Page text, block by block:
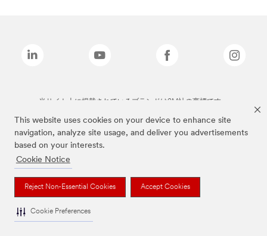
This website uses cookies on your device to enhance site
navigation, analyze site usage, and deliver you advertisements
based on your interests.
Cookie Notice
Reject Non-Essential Cookies Accept Cookies
Cookie Preferences
当サイト上に掲載されているブランドは3M社の商標です。